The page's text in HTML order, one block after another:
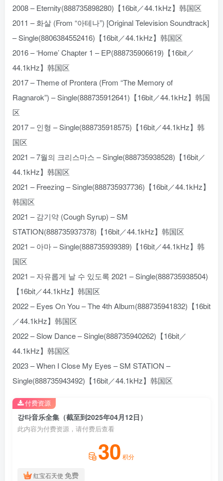
2008 – Eternity(888735898280)【16bit／44.1kHz】韩国区
2011 – 화살 (From “아테나”) [Original Television Soundtrack]
– Single(8806384552416)【16bit／44.1kHz】韩国区
2016 – ‘Home’ Chapter 1 – EP(888735906619)【16bit／
44.1kHz】韩国区
2017 – Theme of Prontera (From “The Memory of
Ragnarok”) – Single(888735912641)【16bit／44.1kHz】韩国
区
2017 – 인형 – Single(888735918575)【16bit／44.1kHz】韩
国区
2021 – 7월의 크리스마스 – Single(888735938528)【16bit／
44.1kHz】韩国区
2021 – Freezing – Single(888735937736)【16bit／44.1kHz】
韩国区
2021 – 감기약 (Cough Syrup) – SM
STATION(888735937378)【16bit／44.1kHz】韩国区
2021 – 아마 – Single(888735939389)【16bit／44.1kHz】韩
国区
2021 – 자유롭게 날 수 있도록 2021 – Single(888735938504)
【16bit／44.1kHz】韩国区
2022 – Eyes On You – The 4th Album(888735941832)【16bit
／44.1kHz】韩国区
2022 – Slow Dance – Single(888735940262)【16bit／
44.1kHz】韩国区
2023 – When I Close My Eyes – SM STATION –
Single(888735943492)【16bit／44.1kHz】韩国区
강타音乐全集（截至到2025年04月12日）
此内容为付费资源，请付费后查看
30 积分
红宝石天使 免费
付费资源